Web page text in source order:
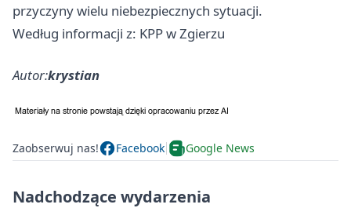
przyczyny wielu niebezpiecznych sytuacji.
Według informacji z: KPP w Zgierzu
Autor:krystian
Zaobserwuj nas! Facebook Google News
Nadchodzące wydarzenia